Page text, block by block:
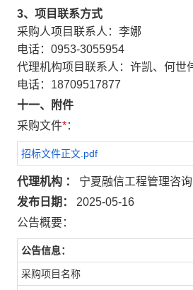
3、项目联系方式
采购人项目联系人：李娜
电话：0953-3055954
代理机构项目联系人：许凯、何世
电话：18709517877
十一、附件
采购文件*：
招标文件正文.pdf
代理机构 ：
宁夏融信工程管理咨
发布日期：
2025-05-16
公告概要：
公告信息：
采购项目名称